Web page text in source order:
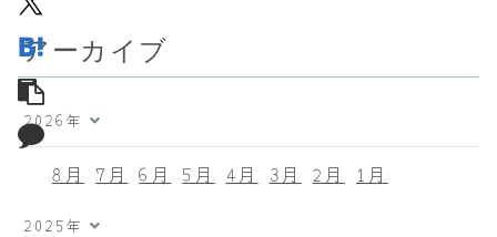
アーカイブ
2026年
8月 7月 6月 5月 4月 3月 2月 1月
2025年